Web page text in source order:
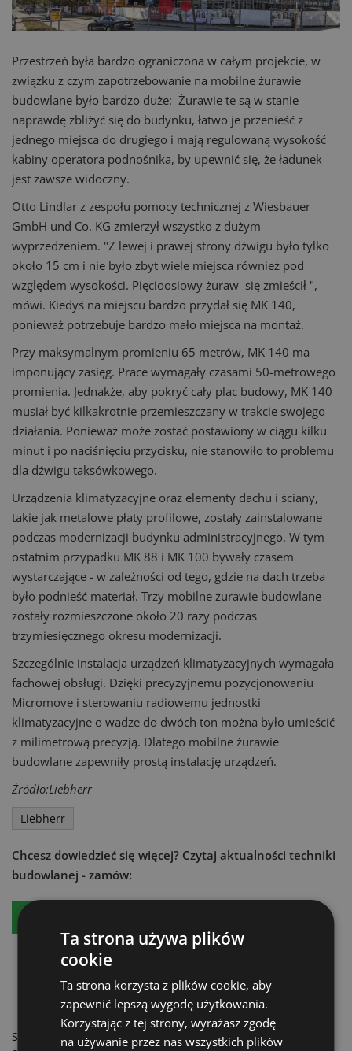
Przestrzeń była bardzo ograniczona w całym projekcie, w
związku z czym zapotrzebowanie na mobilne żurawie
budowlane było bardzo duże: Żurawie te są w stanie
naprawdę zbliżyć się do budynku, łatwo je przenieść z
jednego miejsca do drugiego i mają regulowaną wysokość
kabiny operatora podnośnika, by upewnić się, że ładunek
jest zawsze widoczny.
Otto Lindlar z zespołu pomocy technicznej z Wiesbauer
GmbH und Co. KG zmierzył wszystko z dużym
wyprzedzeniem. "Z lewej i prawej strony dźwigu było tylko
około 15 cm i nie było zbyt wiele miejsca również pod
względem wysokości. Pięcioosiowy żuraw się zmieścił ",
mówi. Kiedyś na miejscu bardzo przydał się MK 140,
ponieważ potrzebuje bardzo mało miejsca na montaż.
Przy maksymalnym promieniu 65 metrów, MK 140 ma
imponujący zasięg. Prace wymagały czasami 50-metrowego
promienia. Jednakże, aby pokryć cały plac budowy, MK 140
musiał być kilkakrotnie przemieszczany w trakcie swojego
działania. Ponieważ może zostać postawiony w ciągu kilku
minut i po naciśnięciu przycisku, nie stanowiło to problemu
dla dźwigu taksówkowego.
Urządzenia klimatyzacyjne oraz elementy dachu i ściany,
takie jak metalowe płaty profilowe, zostały zainstalowane
podczas modernizacji budynku administracyjnego. W tym
ostatnim przypadku MK 88 i MK 100 bywały czasem
wystarczające - w zależności od tego, gdzie na dach trzeba
było podnieść materiał. Trzy mobilne żurawie budowlane
zostały rozmieszczone około 20 razy podczas
trzymiesięcznego okresu modernizacji.
Szczególnie instalacja urządzeń klimatyzacyjnych wymagała
fachowej obsługi. Dzięki precyzyjnemu pozycjonowaniu
Micromove i sterowaniu radiowemu jednostki
klimatyzacyjne o wadze do dwóch ton można było umieścić
z milimetrową precyzją. Dlatego mobilne żurawie
budowlane zapewniły prostą instalację urządzeń.
Źródło:Liebherr
Liebherr
Chcesz dowiedzieć się więcej? Czytaj aktualności techniki
budowlanej - zamów:
JLG Industries - Ćwierć miliona podnośników
Sennebogen/F. W. Thomas - Koparka przeładunkowa
Ta strona używa plików
cookie
Ta strona korzysta z plików cookie, aby
zapewnić lepszą wygodę użytkowania.
Korzystając z tej strony, wyrażasz zgodę
na używanie przez nas wszystkich plików